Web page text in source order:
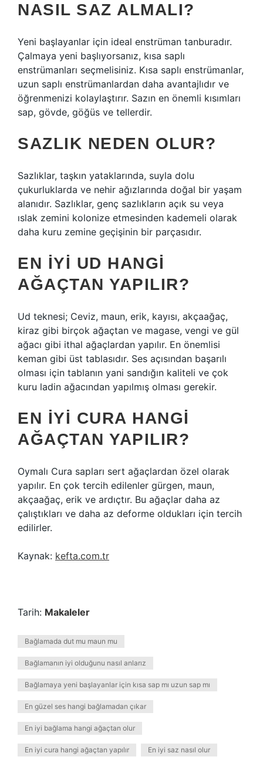
NASIL SAZ ALMALI?
Yeni başlayanlar için ideal enstrüman tanburadır.
Çalmaya yeni başlıyorsanız, kısa saplı
enstrümanları seçmelisiniz. Kısa saplı enstrümanlar,
uzun saplı enstrümanlardan daha avantajlıdır ve
öğrenmenizi kolaylaştırır. Sazın en önemli kısımları
sap, gövde, göğüs ve tellerdir.
SAZLIK NEDEN OLUR?
Sazlıklar, taşkın yataklarında, suyla dolu
çukurluklarda ve nehir ağızlarında doğal bir yaşam
alanıdır. Sazlıklar, genç sazlıkların açık su veya
ıslak zemini kolonize etmesinden kademeli olarak
daha kuru zemine geçişinin bir parçasıdır.
EN IYI UD HANGI
AĞAÇTAN YAPILIR?
Ud teknesi; Ceviz, maun, erik, kayısı, akçaağaç,
kiraz gibi birçok ağaçtan ve magase, vengi ve gül
ağacı gibi ithal ağaçlardan yapılır. En önemlisi
keman gibi üst tablasıdır. Ses açısından başarılı
olması için tablanın yani sandığın kaliteli ve çok
kuru ladin ağacından yapılmış olması gerekir.
EN IYI CURA HANGI
AĞAÇTAN YAPILIR?
Oymalı Cura sapları sert ağaçlardan özel olarak
yapılır. En çok tercih edilenler gürgen, maun,
akçaağaç, erik ve ardıçtır. Bu ağaçlar daha az
çalıştıkları ve daha az deforme oldukları için tercih
edilirler.
Kaynak: kefta.com.tr
Tarih: Makaleler
Bağlamada dut mu maun mu
Bağlamanın iyi olduğunu nasıl anlarız
Bağlamaya yeni başlayanlar için kısa sap mı uzun sap mı
En güzel ses hangi bağlamadan çıkar
En iyi bağlama hangi ağaçtan olur
En iyi cura hangi ağaçtan yapılır En iyi saz nasıl olur